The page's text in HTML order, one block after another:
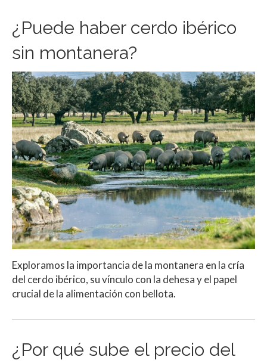
¿Puede haber cerdo ibérico
sin montanera?
Exploramos la importancia de la montanera en la cría
del cerdo ibérico, su vínculo con la dehesa y el papel
crucial de la alimentación con bellota.
¿Por qué sube el precio del